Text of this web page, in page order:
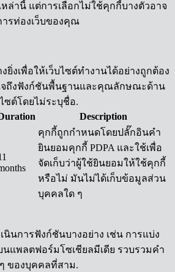
ล่านี้ แต่การเลือกไม่ใช้คุกกี้บางตัวอาจ
รท่องเว็บของคุณ
ยิ่งเพื่อให้เว็บไซต์ทำงานได้อย่างถูกต้อง
จถึงฟังก์ชันพื้นฐานและคุณลักษณะด้าน
ซต์โดยไม่ระบุชื่อ.
Description
คุกกี้ถูกกำหนดโดยปลั๊กอินคำ
ยินยอมคุกกี้ PDPA และใช้เพื่อ
จัดเก็บว่าผู้ใช้ยินยอมให้ใช้คุกกี้
หรือไม่ มันไม่ได้เก็บข้อมูลส่วน
บุคคลใด ๆ
นินการฟังก์ชันบางอย่าง เช่น การแบ่ง
นแพลตฟอร์มโซเชียลมีเดีย รวบรวมคำ
ของบุคคลที่สาม.